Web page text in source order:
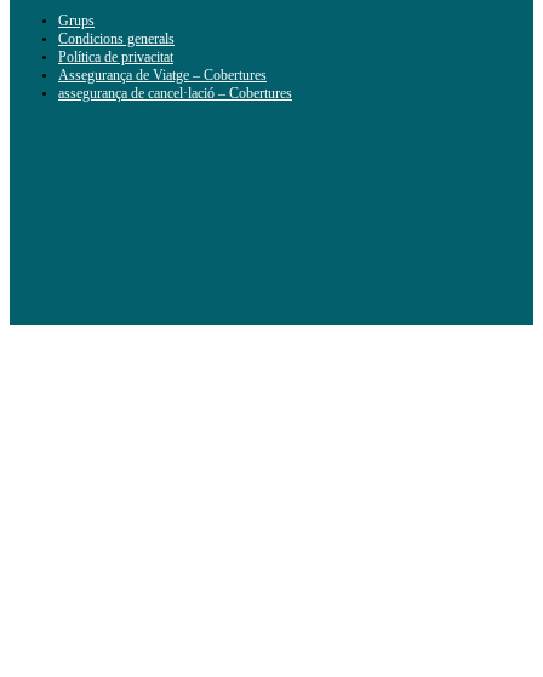
Grups
Condicions generals
Política de privacitat
Assegurança de Viatge – Cobertures
assegurança de cancel·lació – Cobertures